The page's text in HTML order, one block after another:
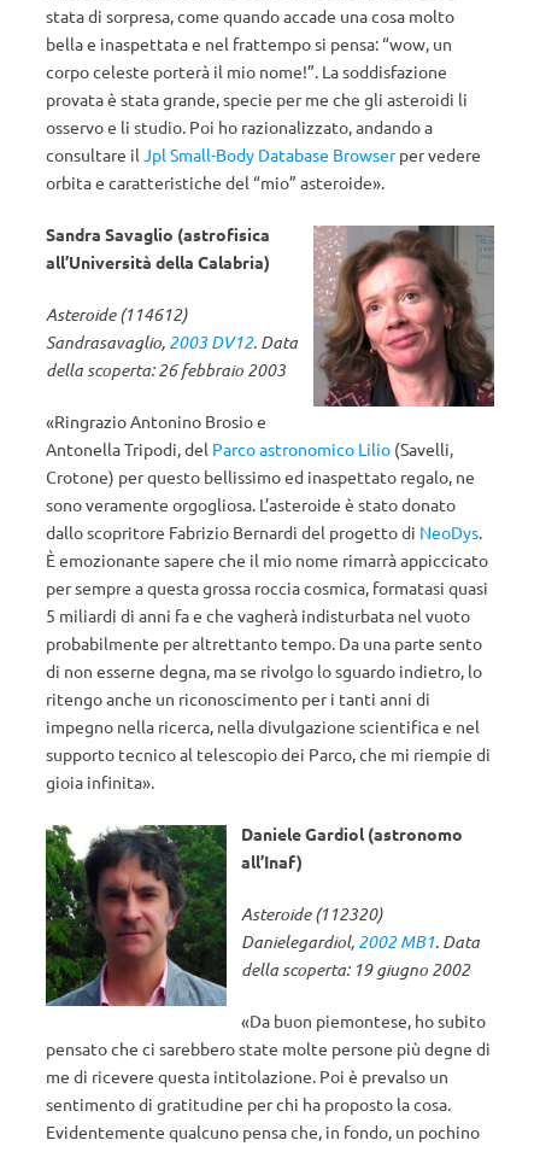
stata di sorpresa, come quando accade una cosa molto
bella e inaspettata e nel frattempo si pensa: “wow, un
corpo celeste porterà il mio nome!”. La soddisfazione
provata è stata grande, specie per me che gli asteroidi li
osservo e li studio. Poi ho razionalizzato, andando a
consultare il Jpl Small-Body Database Browserper vedere
orbita e caratteristiche del “mio” asteroide».
Sandra Savaglio (astrofisica
all’Università della Calabria)
Asteroide (114612)
Sandrasavaglio, 2003 DV12. Data
della scoperta: 26 febbraio 2003
«Ringrazio Antonino Brosio e
Antonella Tripodi, del Parco astronomico Lilio (Savelli,
Crotone) per questo bellissimo ed inaspettato regalo, ne
sono veramente orgogliosa. L’asteroide è stato donato
dallo scopritore Fabrizio Bernardi del progetto di NeoDys.
È emozionante sapere che il mio nome rimarrà appiccicato
per sempre a questa grossa roccia cosmica, formatasi quasi
5 miliardi di anni fa e che vagherà indisturbata nel vuoto
probabilmente per altrettanto tempo. Da una parte sento
di non esserne degna, ma se rivolgo lo sguardo indietro, lo
ritengo anche un riconoscimento per i tanti anni di
impegno nella ricerca, nella divulgazione scientifica e nel
supporto tecnico al telescopio dei Parco, che mi riempie di
gioia infinita».
Daniele Gardiol (astronomo
all’Inaf)
Asteroide (112320)
Danielegardiol, 2002 MB1. Data
della scoperta: 19 giugno 2002
«Da buon piemontese, ho subito
pensato che ci sarebbero state molte persone più degne di
me di ricevere questa intitolazione. Poi è prevalso un
sentimento di gratitudine per chi ha proposto la cosa.
Evidentemente qualcuno pensa che, in fondo, un pochino